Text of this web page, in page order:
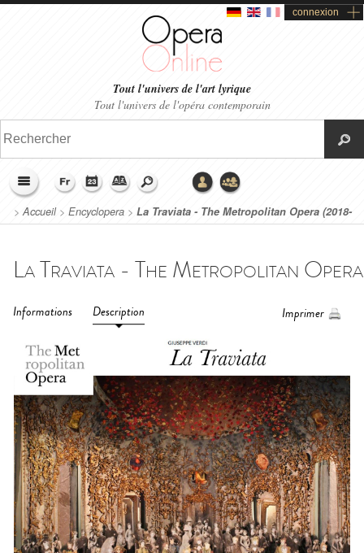
connexion
Tout l'univers de l'art lyrique
Tout l'univers de l'opéra contemporain
>Accueil> Encyclopera > La Traviata - The Metropolitan Opera (2018-
2019)
Informations Description Imprimer